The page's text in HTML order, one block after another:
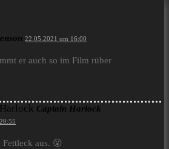
22.05.2021 um 16:00
er auch so im Film rüber
Captain Harlock
Fettleck aus. 😮